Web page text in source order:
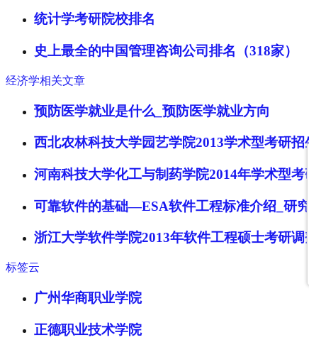
统计学考研院校排名
史上最全的中国管理咨询公司排名（318家）
经济学相关文章
预防医学就业是什么_预防医学就业方向
西北农林科技大学园艺学院2013学术型考研
河南科技大学化工与制药学院2014年学术型考
可靠软件的基础—ESA软件工程标准介绍_研究
浙江大学软件学院2013年软件工程硕士考研
标签云
广州华商职业学院
正德职业技术学院